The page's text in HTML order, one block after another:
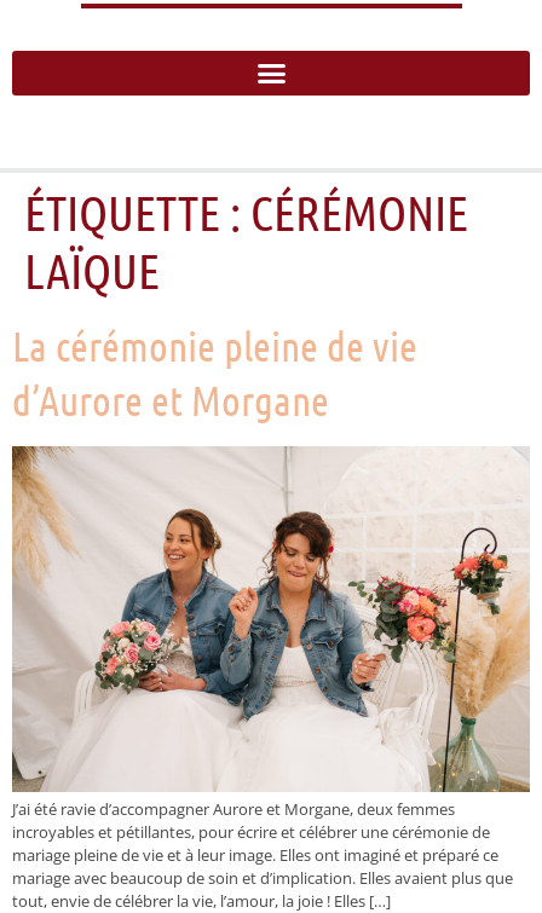
ÉTIQUETTE : CÉRÉMONIE
LAÏQUE
La cérémonie pleine de vie
d’Aurore et Morgane
J’ai été ravie d’accompagner Aurore et Morgane, deux femmes
incroyables et pétillantes, pour écrire et célébrer une cérémonie de
mariage pleine de vie et à leur image. Elles ont imaginé et préparé ce
mariage avec beaucoup de soin et d’implication. Elles avaient plus que
tout, envie de célébrer la vie, l’amour, la joie ! Elles […]